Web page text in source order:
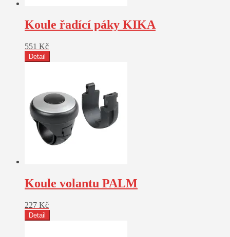
Koule řadící páky KIKA
551 Kč
Detail
Koule volantu PALM
227 Kč
Detail